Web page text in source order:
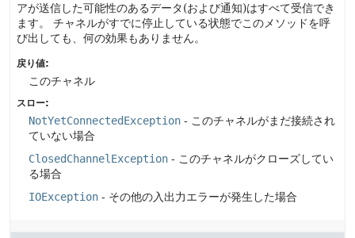
アが送信した可能性のあるデータ(および通知)はすべて受信でき
ます。
チャネルがすでに停止している状態でこのメソッドを呼
び出しても、何の効果もありません。
戻り値:
このチャネル
スロー:
NotYetConnectedException - このチャネルがまだ接続され
ていない場合
ClosedChannelException - このチャネルがクローズしてい
る場合
IOException - その他の入出力エラーが発生した場合